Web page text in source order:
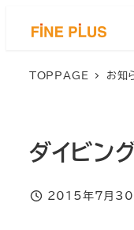
TOPPAGE お知
ダイビン
投稿日
2015年7月30